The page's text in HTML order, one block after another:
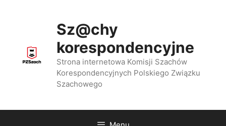
Sz@chy
korespondencyjne
Strona internetowa Komisji Szachów
Korespondencyjnych Polskiego Związku
Szachowego